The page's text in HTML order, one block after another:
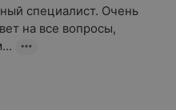
специалист. Очень
на все вопросы,